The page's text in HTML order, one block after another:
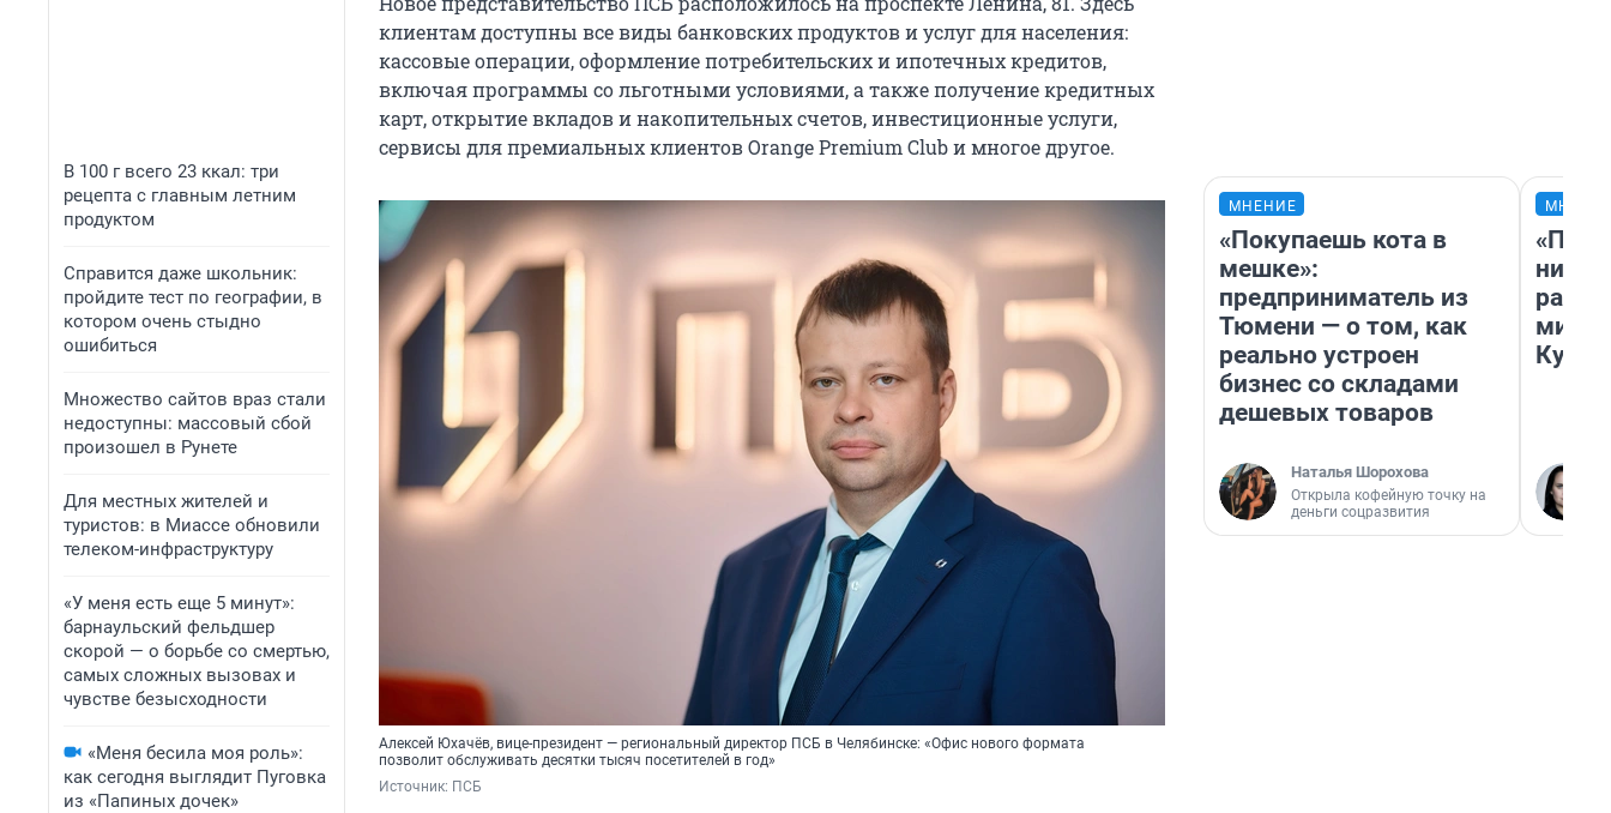
В 100 г всего 23 ккал: три
рецепта с главным летним
продуктом
Справится даже школьник:
пройдите тест по географии, в
котором очень стыдно
ошибиться
Множество сайтов враз стали
недоступны: массовый сбой
произошел в Рунете
Для местных жителей и
туристов: в Миассе обновили
телеком-инфраструктуру
«У меня есть еще 5 минут»:
барнаульский фельдшер
скорой — о борьбе со смертью,
самых сложных вызовах и
чувстве безысходности
«Меня бесила моя роль»:
как сегодня выглядит Пуговка
из «Папиных дочек»
клиентам доступны все виды банковских продуктов и услуг для населения:
кассовые операции, оформление потребительских и ипотечных кредитов,
включая программы со льготными условиями, а также получение кредитных
карт, открытие вкладов и накопительных счетов, инвестиционные услуги,
сервисы для премиальных клиентов Orange Premium Club и многое другое.
Алексей Юхачёв, вице-президент — региональный директор ПСБ в Челябинске: «Офис нового формата
позволит обслуживать десятки тысяч посетителей в год»
Источник: ПСБ
МНЕНИЕ
«Покупаешь кота в
мешке»:
предприниматель из
Тюмени — о том, как
реально устроен
бизнес со складами
дешевых товаров
Наталья Шорохова
Открыла кофейную точку на
деньги соцразвития
Кузи